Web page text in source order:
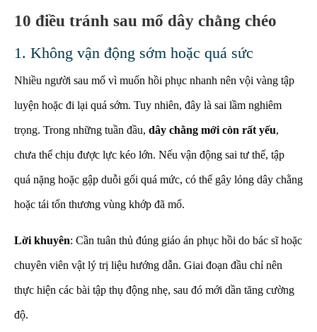
10 điều tránh sau mổ dây chằng chéo
1. Không vận động sớm hoặc quá sức
Nhiều người sau mổ vì muốn hồi phục nhanh nên vội vàng tập
luyện hoặc đi lại quá sớm. Tuy nhiên, đây là sai lầm nghiêm
trọng. Trong những tuần đầu, dây chằng mới còn rất yếu,
chưa thể chịu được lực kéo lớn. Nếu vận động sai tư thế, tập
quá nặng hoặc gập duỗi gối quá mức, có thể gây lỏng dây chằng
hoặc tái tổn thương vùng khớp đã mổ.
Lời khuyên: Cần tuân thủ đúng giáo án phục hồi do bác sĩ hoặc
chuyên viên vật lý trị liệu hướng dẫn. Giai đoạn đầu chỉ nên
thực hiện các bài tập thụ động nhẹ, sau đó mới dần tăng cường
độ.